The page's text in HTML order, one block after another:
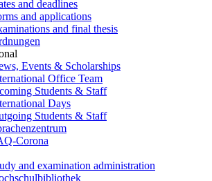
and deadlines
and applications
and final thesis
Events & Scholarships
Office Team
Students & Staff
Days
Students & Staff
Corona
and examination administration